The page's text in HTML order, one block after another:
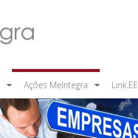
Ações MeIntegra